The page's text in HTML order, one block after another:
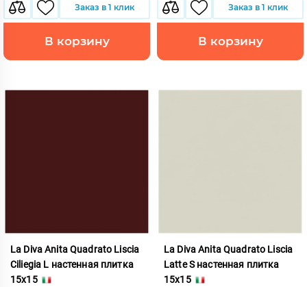
Заказ в 1 клик
В корзину
Заказ в 1 клик
В корзину
La Diva Anita Quadrato Liscia
Ciliegia L настенная плитка
15x15
La Diva Anita Quadrato Liscia
Latte S настенная плитка
15x15